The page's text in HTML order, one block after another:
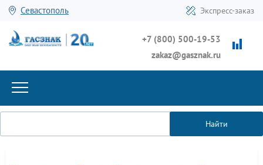
Севастополь Экспресс-заказ
+7 (800) 500-19-53
zakaz@gasznak.ru
Найти